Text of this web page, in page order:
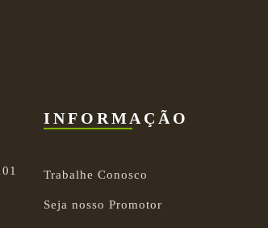
INFORMAÇÃO
Trabalhe Conosco
Seja nosso Promotor